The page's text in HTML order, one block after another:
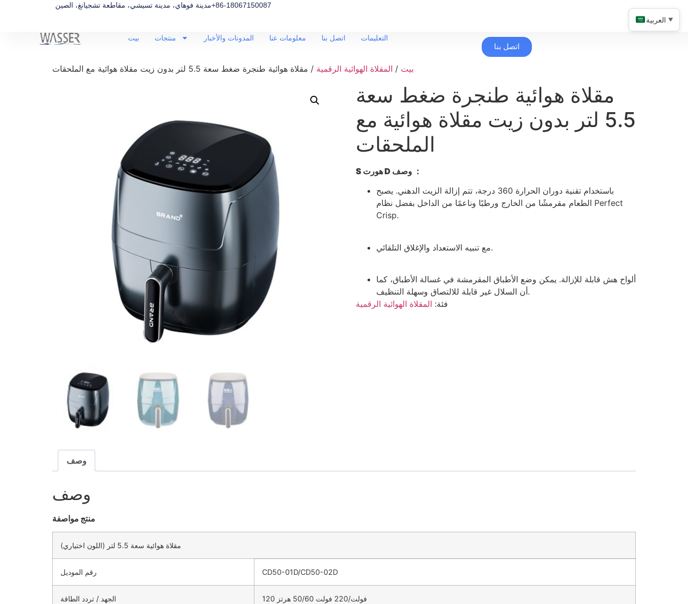
مدينة فوهاي، مدينة تسيشي، مقاطعة تشجيانغ، الصين+86-18067150087
بيت منتجات المدونات والأخبار معلومات عنا اتصل بنا التعليمات
اتصل بنا
بيت / المقلاة الهوائية الرقمية
مقلاة هوائية طنجرة ضغط سعة
5.5 لتر بدون زيت مقلاة هوائية مع
S هورتD وصف ：
باستخدام تقنية دوران الحرارة 360 درجة، تتم إزالة الزيت الدهني. يصبح
الطعام مقرمشًا من الخارج ورطبًا وناعمًا من الداخل بفضل نظام Perfect
Crisp.
مع تنبيه الاستعداد والإغلاق التلقائي.
ألواح هش قابلة للإزالة. يمكن وضع الأطباق المقرمشة في غسالة الأطباق، كما
أن السلال غير قابلة للالتصاق وسهلة التنظيف.
فئة:
وصف
وصف
منتج مواصفة
مقلاة هوائية سعة 5.5 لتر (اللون اختياري)
رقم الموديل CD50-01D/CD50-02D
الجهد / تردد الطاقة 120 فولت/220 فولت 50/60 هرتز
العربية ▼